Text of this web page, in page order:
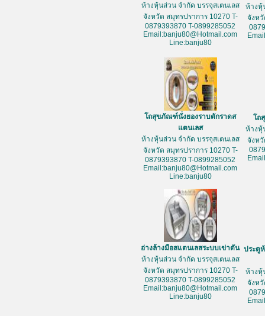
ห้างหุ้นส่วน จำกัด บรรจุสเตนเลส
จังหวัด สมุทรปราการ 10270 T-
0879393870 T-0899285052
Email:banju80@Hotmail.com
Line:banju80
ห้างหุ้
จังห
โถสุขภัณฑ์นั่งยองราบตักราดส
แตนเลส
ห้างหุ้นส่วน จำกัด บรรจุสเตนเลส
จังหวัด สมุทรปราการ 10270 T-
0879393870 T-0899285052
Email:banju80@Hotmail.com
Line:banju80
โถ
ห้างหุ้
จังห
อ่างล้างมือสแตนเลสระบบเข่าดัน
ห้างหุ้นส่วน จำกัด บรรจุสเตนเลส
จังหวัด สมุทรปราการ 10270 T-
0879393870 T-0899285052
Email:banju80@Hotmail.com
Line:banju80
ประตู
ห้างหุ้
จังห